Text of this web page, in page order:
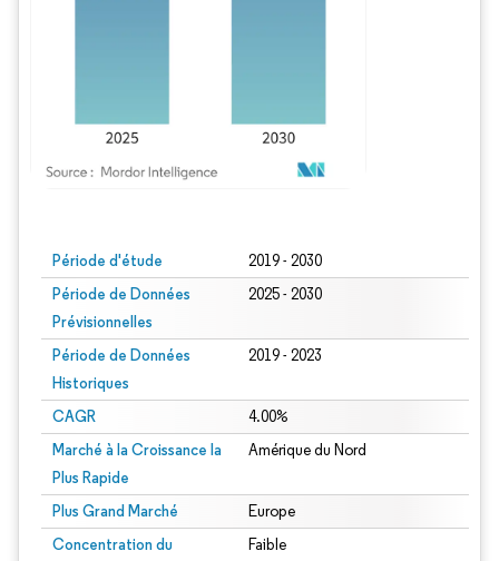
Période d'étude 2019 - 2030
Période de Données
Prévisionnelles
2025 - 2030
Période de Données
Historiques
2019 - 2023
CAGR 4.00%
Marché à la Croissance la
Plus Rapide
Amérique du Nord
Plus Grand Marché Europe
Concentration du
Faible